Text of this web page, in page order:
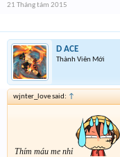
21 Tháng tám 2015
D ACE
Thành Viên Mới
wjnter_love said: ↑
Thím máu me nhỉ